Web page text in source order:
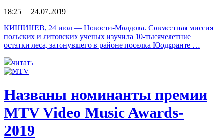
18:25 24.07.2019
КИШИНЕВ, 24 июл — Новости-Молдова. Совместная миссия
польских и литовских ученых изучила 10-тысячелетние
остатки леса, затонувшего в районе поселка Юодкранте …
читать
Названы номинанты премии
MTV Video Music Awards-
2019